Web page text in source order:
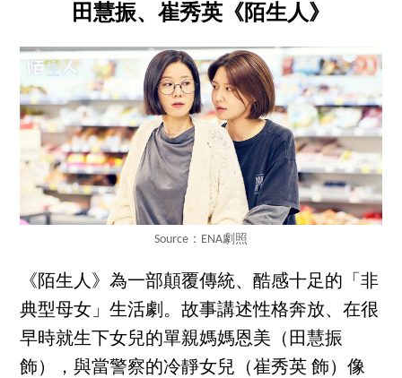
田慧振、崔秀英《陌生人》
Source：ENA劇照
《陌生人》為一部顛覆傳統、酷感十足的「非
典型母女」生活劇。故事講述性格奔放、在很
早時就生下女兒的單親媽媽恩美（田慧振
飾），與當警察的冷靜女兒（崔秀英 飾）像